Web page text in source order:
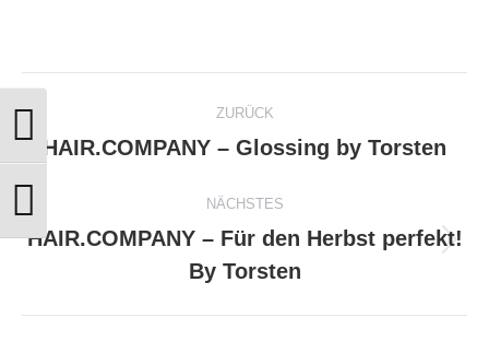
Kommentarnavigation
ZURÜCK
Vorheriger
HAIR.COMPANY – Glossing by Torsten
NÄCHSTES
Beitrag:
HAIR.COMPANY – Für den Herbst perfekt!
By Torsten